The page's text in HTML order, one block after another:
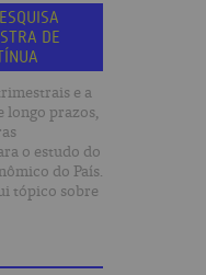
DE
e a
longo prazos,
o estudo do
do País.
tópico sobre